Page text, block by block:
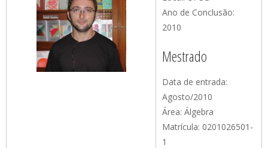
Ano de Conclusão:
2010
Mestrado
Data de entrada:
Agosto/2010
Área: Álgebra
Matrícula: 0201026501-
1